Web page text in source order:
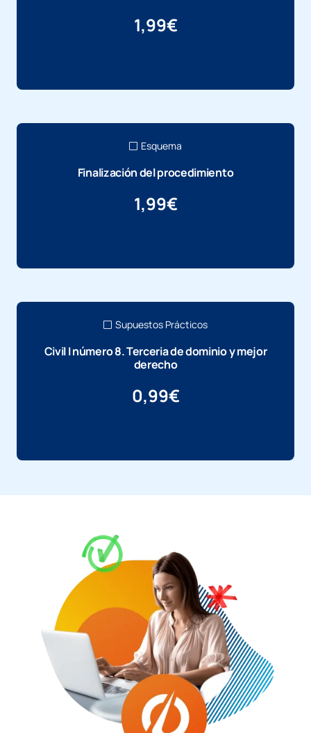
1,99€
Esquema
Finalización del procedimiento
1,99€
Supuestos Prácticos
Civil I número 8. Terceria de dominio y mejor
derecho
0,99€